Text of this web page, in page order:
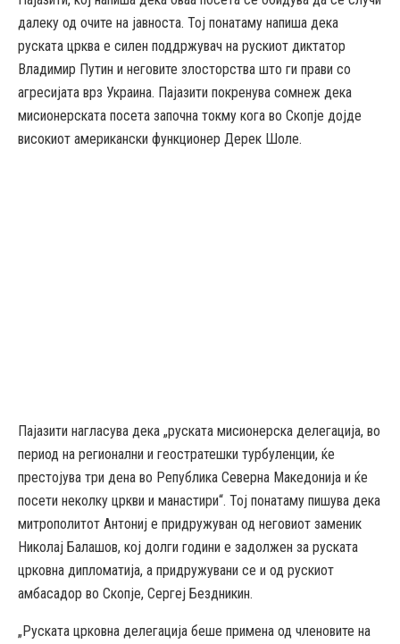
далеку од очите на јавноста. Тој понатаму напиша дека
руската црква е силен поддржувач на рускиот диктатор
Владимир Путин и неговите злосторства што ги прави со
агресијата врз Украина. Пајазити покренува сомнеж дека
мисионерската посета започна токму кога во Скопје дојде
високиот американски функционер Дерек Шоле.
Пајазити нагласува дека „руската мисионерска делегација, во
период на регионални и геостратешки турбуленции, ќе
престојува три дена во Република Северна Македонија и ќе
посети неколку цркви и манастири“. Тој понатаму пишува дека
митрополитот Антониј е придружуван од неговиот заменик
Николај Балашов, кој долги години е задолжен за руската
црковна дипломатија, а придружувани се и од рускиот
амбасадор во Скопје, Сергеј Бездникин.
„Руската црковна делегација беше примена од членовите на